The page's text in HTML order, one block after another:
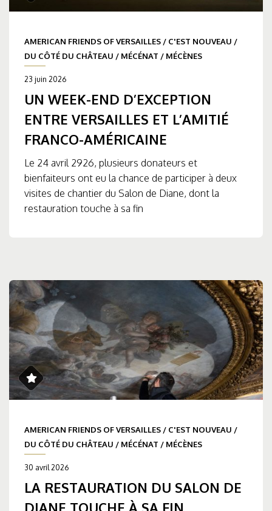
AMERICAN FRIENDS OF VERSAILLES / C'EST NOUVEAU /
DU CÔTÉ DU CHÂTEAU / MÉCÉNAT / MÉCÈNES
23 juin 2026
UN WEEK-END D’EXCEPTION
ENTRE VERSAILLES ET L’AMITIÉ
FRANCO-AMÉRICAINE
Le 24 avril 2926, plusieurs donateurs et
bienfaiteurs ont eu la chance de participer à deux
visites de chantier du Salon de Diane, dont la
restauration touche à sa fin
AMERICAN FRIENDS OF VERSAILLES / C'EST NOUVEAU /
DU CÔTÉ DU CHÂTEAU / MÉCÉNAT / MÉCÈNES
30 avril 2026
LA RESTAURATION DU SALON DE
DIANE TOUCHE À SA FIN